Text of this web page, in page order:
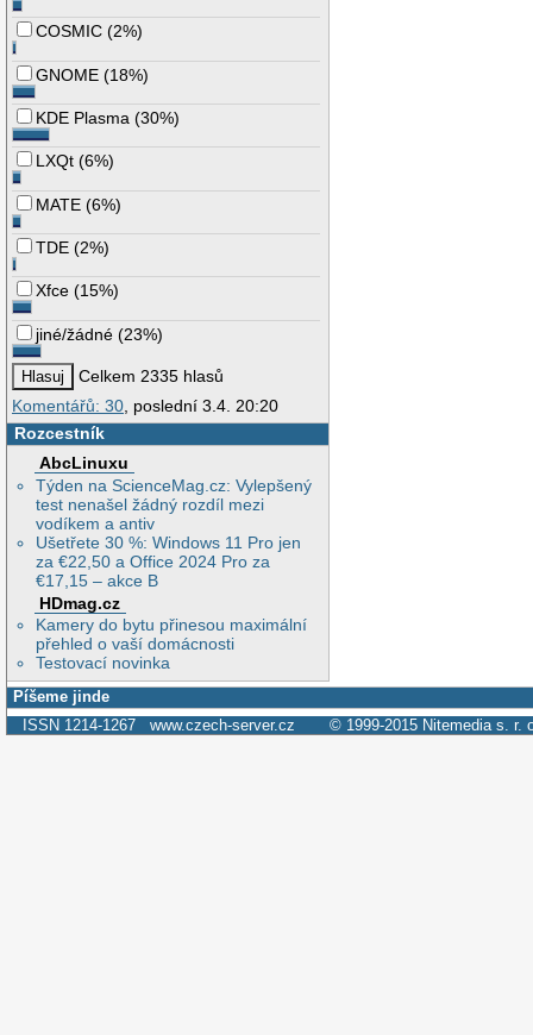
COSMIC (2%)
GNOME (18%)
KDE Plasma (30%)
LXQt (6%)
MATE (6%)
TDE (2%)
Xfce (15%)
jiné/žádné (23%)
Celkem 2335 hlasů
Komentářů: 30, poslední 3.4. 20:20
Rozcestník
AbcLinuxu
Týden na ScienceMag.cz: Vylepšený
test nenašel žádný rozdíl mezi
vodíkem a antiv
Ušetřete 30 %: Windows 11 Pro jen
za €22,50 a Office 2024 Pro za
€17,15 – akce B
HDmag.cz
Kamery do bytu přinesou maximální
přehled o vaší domácnosti
Testovací novinka
Píšeme jinde
ISSN 1214-1267 www.czech-server.cz © 1999-2015 Nitemedia s. r.